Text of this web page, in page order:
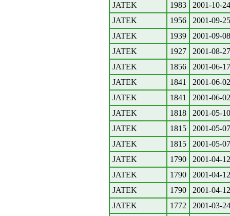
JATEK
1983
2001-10-24
JATEK
1956
2001-09-25
JATEK
1939
2001-09-08
JATEK
1927
2001-08-27
JATEK
1856
2001-06-17
JATEK
1841
2001-06-02
JATEK
1841
2001-06-02
JATEK
1818
2001-05-10
JATEK
1815
2001-05-07
JATEK
1815
2001-05-07
JATEK
1790
2001-04-12
JATEK
1790
2001-04-12
JATEK
1790
2001-04-12
JATEK
1772
2001-03-24